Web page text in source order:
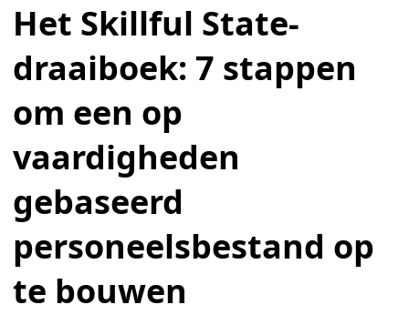
Het Skillful State-
draaiboek: 7 stappen
om een op
vaardigheden
gebaseerd
personeelsbestand op
te bouwen